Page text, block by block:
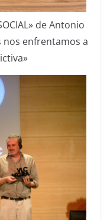
de Antonio
nos enfrentamos a